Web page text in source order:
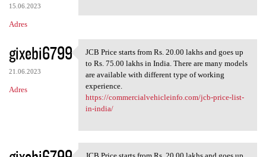
15.06.2023
Adres
gixebi6799
21.06.2023
Adres
JCB Price starts from Rs. 20
JCB Price starts from Rs. 20.00 lakhs and goes up
to Rs. 75.00 lakhs in India. There are many models
are available with different type of working
experience.
https://commercialvehicleinfo.com/jcb-price-list-
in-india/